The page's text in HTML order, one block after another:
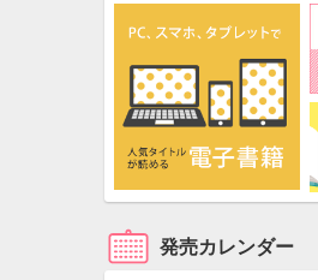
発売カレンダー